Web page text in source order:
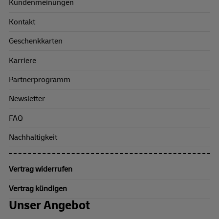
Kundenmeinungen
Kontakt
Geschenkkarten
Karriere
Partnerprogramm
Newsletter
FAQ
Nachhaltigkeit
Vertrag widerrufen
Vertrag kündigen
Unser Angebot